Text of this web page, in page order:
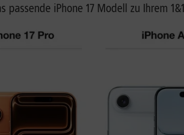
passende iPhone 17 Modell zu Ihrem